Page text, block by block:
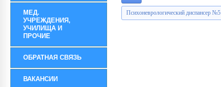
МЕД.
УЧРЕЖДЕНИЯ,
УЧИЛИЩА И
ПРОЧИЕ
ОБРАТНАЯ СВЯЗЬ
ВАКАНСИИ
Психоневрологический диспансер №5